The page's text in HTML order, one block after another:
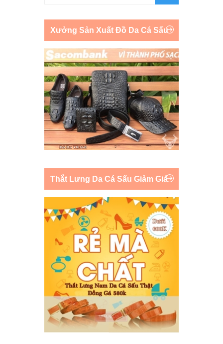
Xưởng Sản Xuất Đồ Da Cá Sấu
Thắt Lưng Da Cá Sấu Giảm Giá